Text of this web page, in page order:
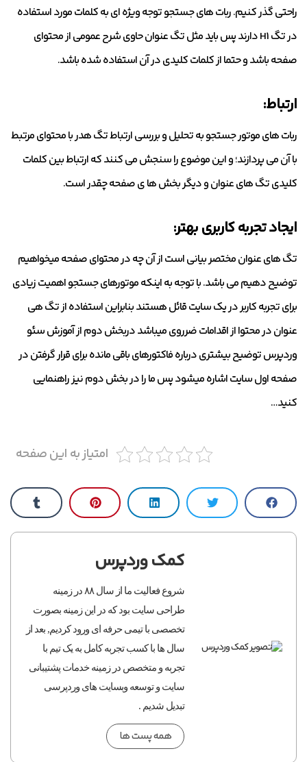
راحتی گذر کنیم. ربات های جستجو توجه ویژه ای به کلمات مورد استفاده
در تگ H1 دارند پس باید مثل تگ عنوان حاوی شرح عمومی از محتوای
صفحه باشد و حتما از کلمات کلیدی در آن استفاده شده باشد.
ارتباط:
ربات های موتور جستجو به تحلیل و بررسی ارتباط تگ هدر با محتوای مرتبط
با آن می پردازند؛ و این موضوع را سنجش می کنند که ارتباط بین کلمات
کلیدی تگ های عنوان و دیگر بخش ها ی صفحه چقدر است.
ایجاد تجربه کاربری بهتر:
تگ های عنوان مختصر بیانی است از آن چه در محتوای صفحه میخواهیم
توضیح دهیم می باشد. با توجه به اینکه موتورهای جستجو اهمیت زیادی
برای تجربه کاربر در یک سایت قائل هستند بنابراین استفاده از تگ هی
عنوان در محتوا از اقدامات ضرروی میباشد دربخش دوم از آموزش سئو
وردپرس توضیح بیشتری درباره فاکتورهای باقی مانده برای قرار گرفتن در
صفحه اول سایت اشاره میشود پس ما را در بخش دوم نیز راهنمایی
کنید…
امتیاز به این صفحه
کمک وردپرس
شروع فعالیت ما از سال ۸۸ در زمینه
طراحی سایت بود که در این زمینه بصورت
تخصصی با تیمی حرفه ای ورود کردیم, بعد از
سال ها با کسب تجربه کامل به یک تیم با
تجربه و متخصص در زمینه خدمات پشتیبانی
سایت و توسعه وبسایت های وردپرسی
تبدیل شدیم .
همه پست ها